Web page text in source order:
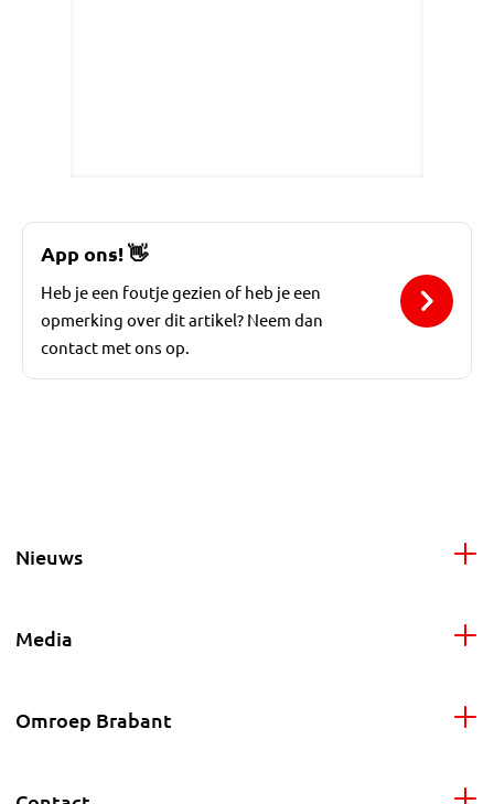
App ons!👋
Heb je een foutje gezien of heb je een
opmerking over dit artikel? Neem dan
contact met ons op.
Nieuws
Media
Omroep Brabant